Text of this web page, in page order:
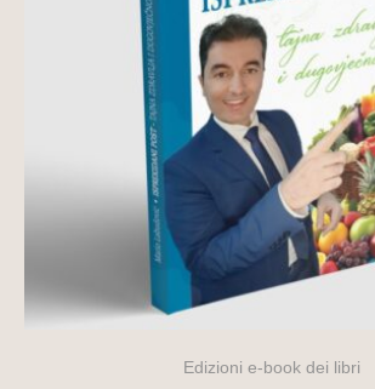
Edizioni e-book dei libri